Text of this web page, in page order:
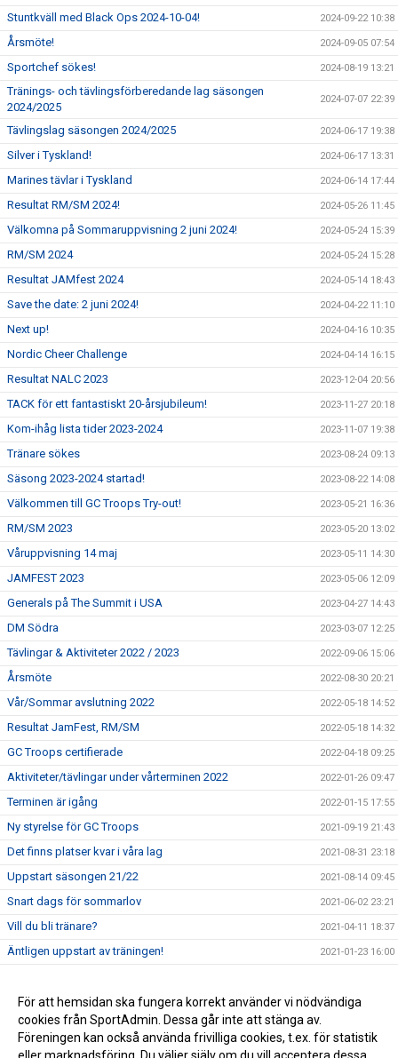
Stuntkväll med Black Ops 2024-10-04! 2024-09-22 10:38
Årsmöte! 2024-09-05 07:54
Sportchef sökes! 2024-08-19 13:21
Tränings- och tävlingsförberedande lag säsongen
2024/2025
2024-07-07 22:39
Tävlingslag säsongen 2024/2025 2024-06-17 19:38
Silver i Tyskland! 2024-06-17 13:31
Marines tävlar i Tyskland 2024-06-14 17:44
Resultat RM/SM 2024! 2024-05-26 11:45
Välkomna på Sommaruppvisning 2 juni 2024! 2024-05-24 15:39
RM/SM 2024 2024-05-24 15:28
Resultat JAMfest 2024 2024-05-14 18:43
Save the date: 2 juni 2024! 2024-04-22 11:10
Next up! 2024-04-16 10:35
Nordic Cheer Challenge 2024-04-14 16:15
Resultat NALC 2023 2023-12-04 20:56
TACK för ett fantastiskt 20-årsjubileum! 2023-11-27 20:18
Kom-ihåg lista tider 2023-2024 2023-11-07 19:38
Tränare sökes 2023-08-24 09:13
Säsong 2023-2024 startad! 2023-08-22 14:08
Välkommen till GC Troops Try-out! 2023-05-21 16:36
RM/SM 2023 2023-05-20 13:02
Våruppvisning 14 maj 2023-05-11 14:30
JAMFEST 2023 2023-05-06 12:09
Generals på The Summit i USA 2023-04-27 14:43
DM Södra 2023-03-07 12:25
Tävlingar & Aktiviteter 2022 / 2023 2022-09-06 15:06
Årsmöte 2022-08-30 20:21
Vår/Sommar avslutning 2022 2022-05-18 14:52
Resultat JamFest, RM/SM 2022-05-18 14:32
GC Troops certifierade 2022-04-18 09:25
Aktiviteter/tävlingar under vårterminen 2022 2022-01-26 09:47
Terminen är igång 2022-01-15 17:55
Ny styrelse för GC Troops 2021-09-19 21:43
Det finns platser kvar i våra lag 2021-08-31 23:18
Uppstart säsongen 21/22 2021-08-14 09:45
Snart dags för sommarlov 2021-06-02 23:21
Vill du bli tränare? 2021-04-11 18:37
Äntligen uppstart av träningen! 2021-01-23 16:00
GC Troops Christmas Countdown Challenge 2020-11-30 16:30
Uppdaterade riktlinjer gällande Corona-viruset 2020-10-29 18:26
För att hemsidan ska fungera korrekt använder vi nödvändiga
cookies från SportAdmin. Dessa går inte att stänga av.
Föreningen kan också använda frivilliga cookies, t.ex. för statistik